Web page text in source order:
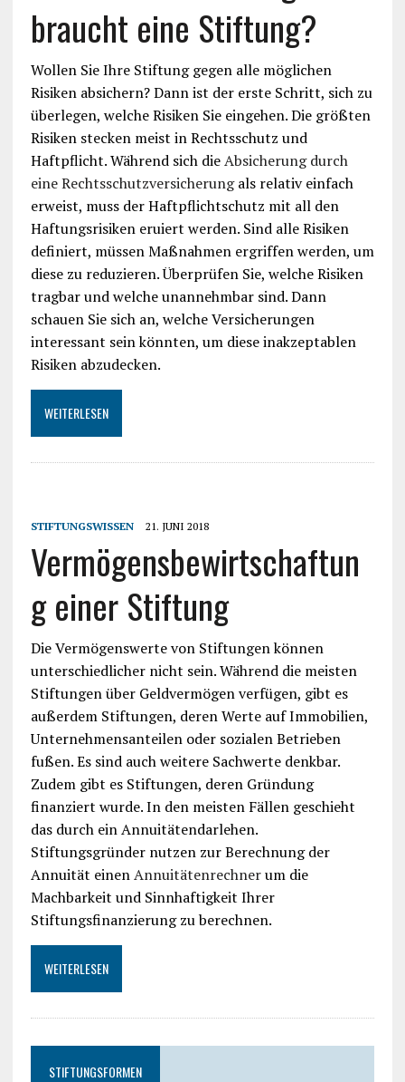
braucht eine Stiftung?
Wollen Sie Ihre Stiftung gegen alle möglichen
Risiken absichern? Dann ist der erste Schritt, sich zu
überlegen, welche Risiken Sie eingehen. Die größten
Risiken stecken meist in Rechtsschutz und
Haftpflicht. Während sich dieAbsicherung durch
eine Rechtsschutzversicherungals relativ einfach
erweist, muss der Haftpflichtschutz mit all den
Haftungsrisiken eruiert werden. Sind alle Risiken
definiert, müssen Maßnahmen ergriffen werden, um
diese zu reduzieren. Überprüfen Sie, welche Risiken
tragbar und welche unannehmbar sind. Dann
schauen Sie sich an, welche Versicherungen
interessant sein könnten, um diese inakzeptablen
Risiken abzudecken.
WEITERLESEN
STIFTUNGSWISSEN 21. JUNI 2018
Vermögensbewirtschaftun
g einer Stiftung
Die Vermögenswerte von Stiftungen können
unterschiedlicher nicht sein. Während die meisten
Stiftungen über Geldvermögen verfügen, gibt es
außerdem Stiftungen, deren Werte auf Immobilien,
Unternehmensanteilen oder sozialen Betrieben
fußen. Es sind auch weitere Sachwerte denkbar.
Zudem gibt es Stiftungen, deren Gründung
finanziert wurde. In den meisten Fällen geschieht
das durch ein Annuitätendarlehen.
Stiftungsgründer nutzen zur Berechnung der
Annuität einenAnnuitätenrechnerum die
Machbarkeit und Sinnhaftigkeit Ihrer
Stiftungsfinanzierung zu berechnen.
WEITERLESEN
STIFTUNGSFORMEN